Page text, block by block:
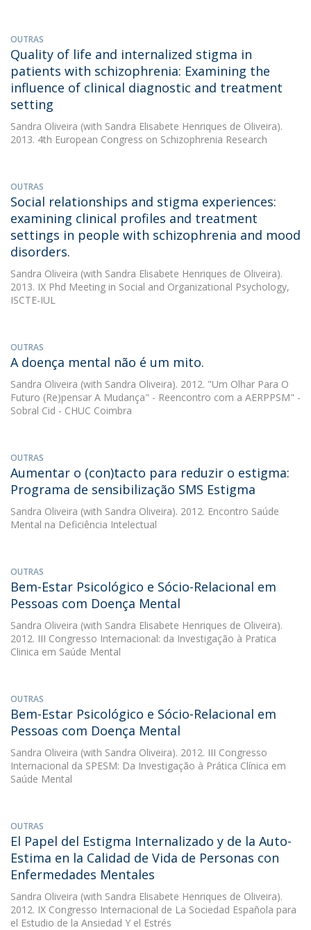
OUTRAS
Quality of life and internalized stigma in
patients with schizophrenia: Examining the
influence of clinical diagnostic and treatment
setting
Sandra Oliveira (with Sandra Elisabete Henriques de Oliveira).
2013. 4th European Congress on Schizophrenia Research
OUTRAS
Social relationships and stigma experiences:
examining clinical profiles and treatment
settings in people with schizophrenia and mood
disorders.
Sandra Oliveira (with Sandra Elisabete Henriques de Oliveira).
2013. IX Phd Meeting in Social and Organizational Psychology,
ISCTE-IUL
OUTRAS
A doença mental não é um mito.
Sandra Oliveira (with Sandra Oliveira). 2012. "Um Olhar Para O
Futuro (Re)pensar A Mudança" - Reencontro com a AERPPSM" -
Sobral Cid - CHUC Coimbra
OUTRAS
Aumentar o (con)tacto para reduzir o estigma:
Programa de sensibilização SMS Estigma
Sandra Oliveira (with Sandra Oliveira). 2012. Encontro Saúde
Mental na Deficiência Intelectual
OUTRAS
Bem-Estar Psicológico e Sócio-Relacional em
Pessoas com Doença Mental
Sandra Oliveira (with Sandra Elisabete Henriques de Oliveira).
2012. III Congresso Internacional: da Investigação à Pratica
Clinica em Saúde Mental
OUTRAS
Bem-Estar Psicológico e Sócio-Relacional em
Pessoas com Doença Mental
Sandra Oliveira (with Sandra Oliveira). 2012. III Congresso
Internacional da SPESM: Da Investigação à Prática Clínica em
Saúde Mental
OUTRAS
El Papel del Estigma Internalizado y de la Auto-
Estima en la Calidad de Vida de Personas con
Enfermedades Mentales
Sandra Oliveira (with Sandra Elisabete Henriques de Oliveira).
2012. IX Congresso Internacional de La Sociedad Española para
el Estudio de la Ansiedad Y el Estrés